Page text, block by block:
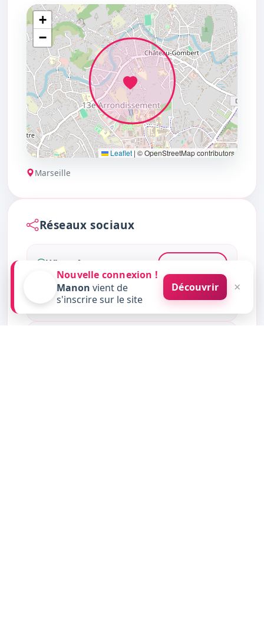
+
−
Leaflet | © OpenStreetMap contributors
Marseille
Réseaux sociaux
WhatsApp
Telegram CONTACTER
Nouvelle connexion !
Manon vient de
s'inscrire sur le site
Découvrir ×